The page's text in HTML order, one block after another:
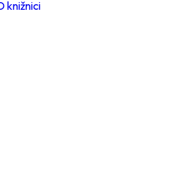
knižnici